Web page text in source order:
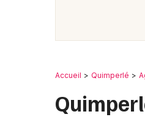
Accueil Quimperlé